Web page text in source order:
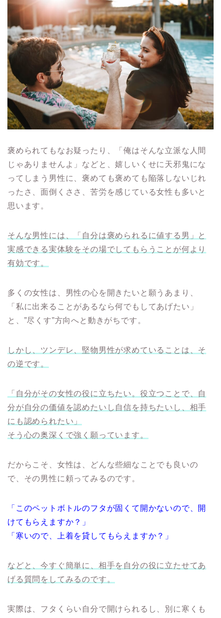
褒められてもなお疑ったり、「俺はそんな立派な人間
じゃありませんよ」などと、嬉しいくせに天邪鬼にな
ってしまう男性に、褒めても褒めても陥落しないじれ
ったさ、面倒くささ、苦労を感じている女性も多いと
思います。
そんな男性には、「自分は褒められるに値する男」と
実感できる実体験をその場でしてもらうことが何より
有効です。
多くの女性は、男性の心を開きたいと願うあまり、
「私に出来ることがあるなら何でもしてあげたい」
と、”尽くす”方向へと動きがちです。
しかし、ツンデレ、堅物男性が求めていることは、そ
の逆です。
「自分がその女性の役に立ちたい。役立つことで、自
分が自分の価値を認めたいし自信を持ちたいし、相手
にも認められたい」
そう心の奥深くで強く願っています。
だからこそ、女性は、どんな些細なことでも良いの
で、その男性に頼ってみるのです。
「このペットボトルのフタが固くて開かないので、開
けてもらえますか？」
「寒いので、上着を貸してもらえますか？」
などと、今すぐ簡単に、相手を自分の役に立たせてあ
げる質問をしてみるのです。
実際は、フタくらい自分で開けられるし、別に寒くも